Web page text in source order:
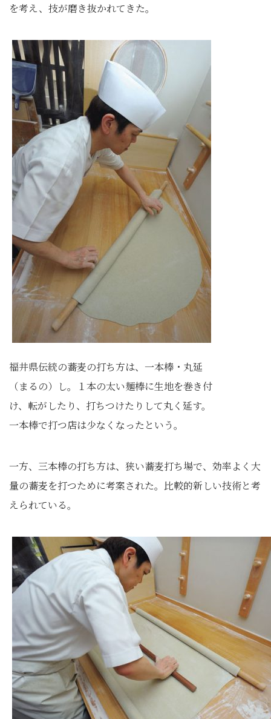
を考え、技が磨き抜かれてきた。
福井県伝統の蕎麦の打ち方は、一本棒・丸延
（まるの）し。１本の太い麺棒に生地を巻き付
け、転がしたり、打ちつけたりして丸く延す。
一本棒で打つ店は少なくなったという。
一方、三本棒の打ち方は、狭い蕎麦打ち場で、効率よく大
量の蕎麦を打つために考案された。比較的新しい技術と考
えられている。